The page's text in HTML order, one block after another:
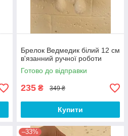
Брелок Ведмедик білий 12 см
в'язанний ручної роботи
Готово до відправки
235 ₴ 349 ₴
Купити
–33%